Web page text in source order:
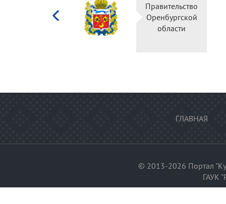
Правительство
Оренбургской
области
ГЛАВНАЯ
© 2013-2026 Портал
ГАУК